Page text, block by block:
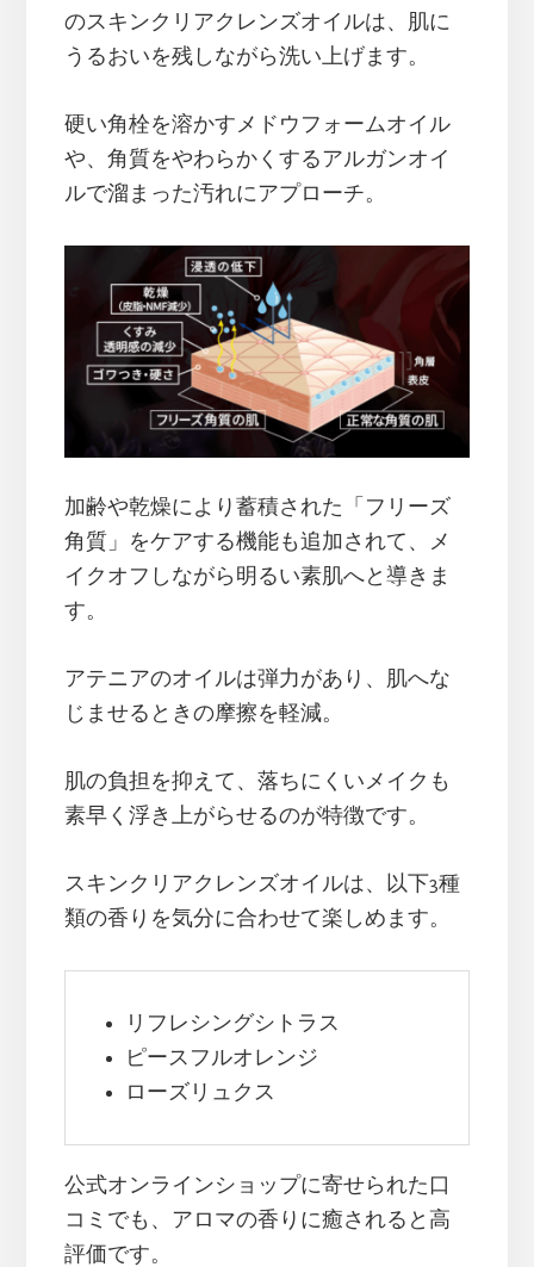
のスキンクリアクレンズオイルは、肌に
うるおいを残しながら洗い上げます。
硬い角栓を溶かすメドウフォームオイル
や、角質をやわらかくするアルガンオイ
ルで溜まった汚れにアプローチ。
加齢や乾燥により蓄積された「フリーズ
角質」をケアする機能も追加されて、メ
イクオフしながら明るい素肌へと導きま
す。
アテニアのオイルは弾力があり、肌へな
じませるときの摩擦を軽減。
肌の負担を抑えて、落ちにくいメイクも
素早く浮き上がらせるのが特徴です。
スキンクリアクレンズオイルは、以下3種
類の香りを気分に合わせて楽しめます。
リフレシングシトラス
ピースフルオレンジ
ローズリュクス
公式オンラインショップに寄せられた口
コミでも、アロマの香りに癒されると高
評価です。